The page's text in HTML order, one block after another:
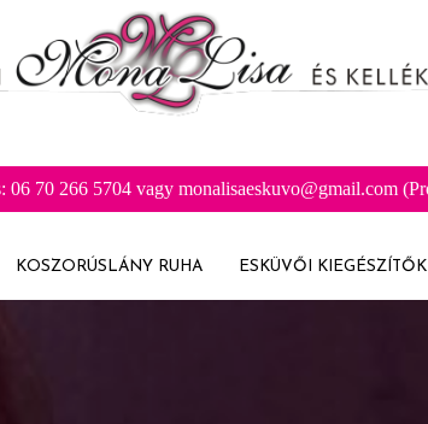
06 70 266 5704 vagy monalisaeskuvo@gmail.com
KOSZORÚSLÁNY RUHA ESKÜVŐI KIEGÉSZÍTŐK